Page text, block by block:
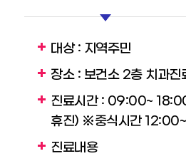
대상 : 지역주민
장소 : 보건소 2층 치과진
진료시간 : 09:00~
휴진) ※중식시간
진료내용